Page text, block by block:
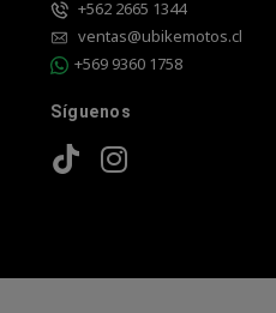
+562 2665 1344
ventas@ubikemotos.cl
+569 9360 1758
Síguenos